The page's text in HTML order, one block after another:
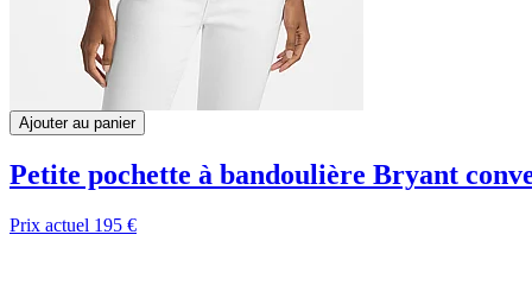
Ajouter au panier
Petite pochette à bandoulière Bryant
Prix actuel 195 €